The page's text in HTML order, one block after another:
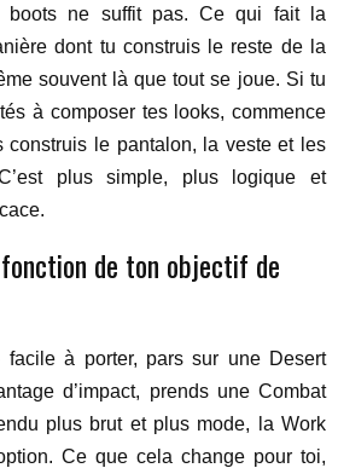
boots ne suffit pas. Ce qui fait la
dont tu construis le reste de la
souvent là que tout se joue. Si tu
à composer tes looks, commence
construis le pantalon, la veste et les
plus simple, plus logique et
de ton objectif de
à porter, pars sur une Desert
d’impact, prends une Combat
plus brut et plus mode, la Work
Ce que cela change pour toi,